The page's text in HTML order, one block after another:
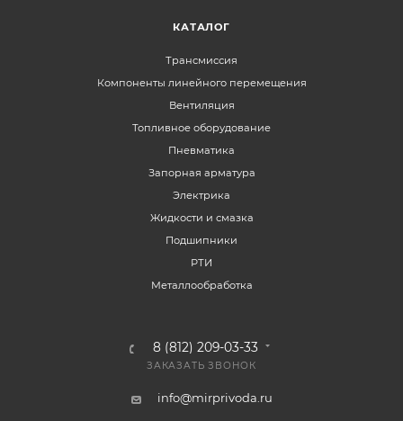
КАТАЛОГ
Трансмиссия
Компоненты линейного перемещения
Вентиляция
Топливное оборудование
Пневматика
Запорная арматура
Электрика
Жидкости и смазка
Подшипники
РТИ
Металлообработка
8 (812) 209-03-33
ЗАКАЗАТЬ ЗВОНОК
info@mirprivoda.ru